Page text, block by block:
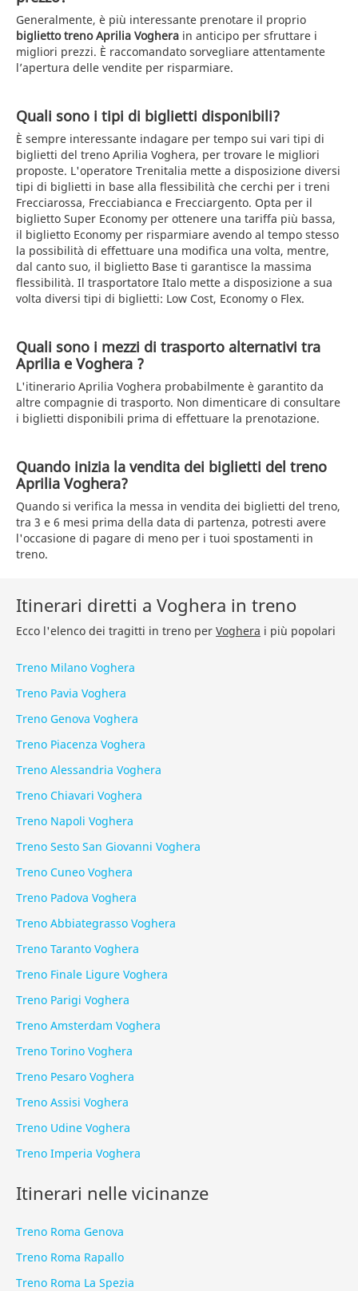
Generalmente, è più interessante prenotare il proprio
biglietto treno Aprilia Voghera in anticipo per sfruttare i
migliori prezzi. È raccomandato sorvegliare attentamente
l’apertura delle vendite per risparmiare.
Quali sono i tipi di biglietti disponibili?
È sempre interessante indagare per tempo sui vari tipi di
biglietti del treno Aprilia Voghera, per trovare le migliori
proposte. L'operatore Trenitalia mette a disposizione diversi
tipi di biglietti in base alla flessibilità che cerchi per i treni
Frecciarossa, Frecciabianca e Frecciargento. Opta per il
biglietto Super Economy per ottenere una tariffa più bassa,
il biglietto Economy per risparmiare avendo al tempo stesso
la possibilità di effettuare una modifica una volta, mentre,
dal canto suo, il biglietto Base ti garantisce la massima
flessibilità. Il trasportatore Italo mette a disposizione a sua
volta diversi tipi di biglietti: Low Cost, Economy o Flex.
Quali sono i mezzi di trasporto alternativi tra
Aprilia e Voghera ?
L'itinerario Aprilia Voghera probabilmente è garantito da
altre compagnie di trasporto. Non dimenticare di consultare
i biglietti disponibili prima di effettuare la prenotazione.
Quando inizia la vendita dei biglietti del treno
Aprilia Voghera?
Quando si verifica la messa in vendita dei biglietti del treno,
tra 3 e 6 mesi prima della data di partenza, potresti avere
l'occasione di pagare di meno per i tuoi spostamenti in
treno.
Itinerari diretti a Voghera in treno
Ecco l'elenco dei tragitti in treno per Voghera i più popolari
Treno Milano Voghera
Treno Pavia Voghera
Treno Genova Voghera
Treno Piacenza Voghera
Treno Alessandria Voghera
Treno Chiavari Voghera
Treno Napoli Voghera
Treno Sesto San Giovanni Voghera
Treno Cuneo Voghera
Treno Padova Voghera
Treno Abbiategrasso Voghera
Treno Taranto Voghera
Treno Finale Ligure Voghera
Treno Parigi Voghera
Treno Amsterdam Voghera
Treno Torino Voghera
Treno Pesaro Voghera
Treno Assisi Voghera
Treno Udine Voghera
Treno Imperia Voghera
Itinerari nelle vicinanze
Treno Roma Genova
Treno Roma Rapallo
Treno Roma La Spezia